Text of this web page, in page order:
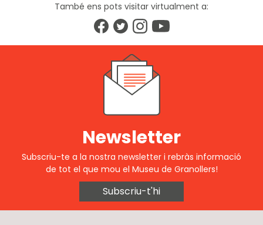
També ens pots visitar virtualment a:
Newsletter
Subscriu-te a la nostra newsletter i rebràs informació
de tot el que mou el Museu de Granollers!
Subscriu-t'hi